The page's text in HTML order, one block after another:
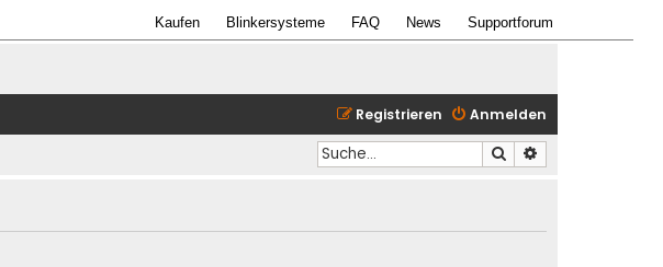
Kaufen Blinkersysteme FAQ News Supportforum
Anmelden
Registrieren
Suche